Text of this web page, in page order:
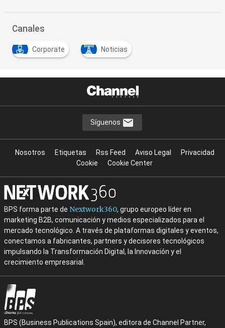
Canales
Corporate Noticias
Síguenos
Nosotros Etiquetas Rss Feed Aviso Legal
Privacidad
Cookie
Cookie Center
BPS forma parte de Nextwork360, grupo europeo líder en
marketing B2B, comunicación y medios especializados para el
mercado tecnológico. A través de plataformas digitales y eventos,
conectamos a fabricantes, partners y decisores tecnológicos
impulsando la Transformación Digital, la Innovación y el
crecimiento empresarial.
BPS (Business Publications Spain), editora de Channel Partner,